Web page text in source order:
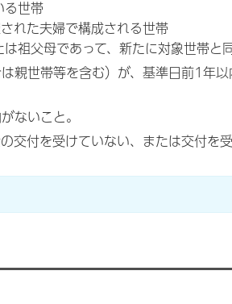
る世帯
れた夫婦で構成される世帯
祖父母であって、新たに対象世帯と
親世帯等を含む）が、基準日前1年
ないこと。
付を受けていない、または交付を